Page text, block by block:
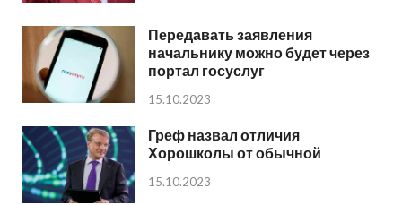
Передавать заявления
начальнику можно будет через
портал госуслуг
15.10.2023
Греф назвал отличия
Хорошколы от обычной
15.10.2023